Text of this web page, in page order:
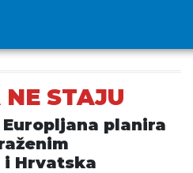
STAJU
planira
Hrvatska